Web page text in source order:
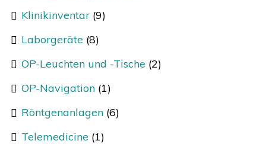
Klinikinventar (9)
Laborgeräte (8)
OP-Leuchten und -Tische (2)
OP-Navigation (1)
Röntgenanlagen (6)
Telemedicine (1)